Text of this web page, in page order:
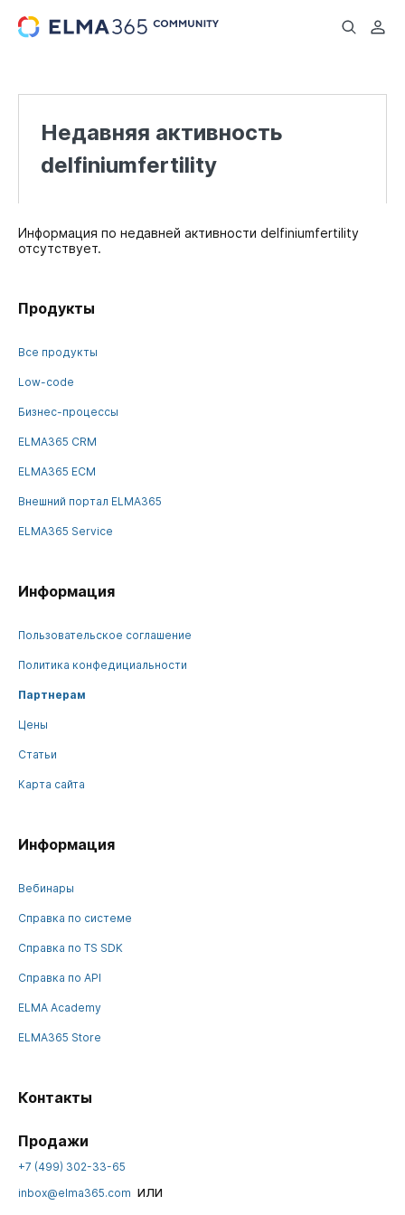
...
Недавняя активность
delfiniumfertility
Информация по недавней активности delfiniumfertility
отсутствует.
Продукты
Все продукты
Low-code
Бизнес-процессы
ELMA365 CRM
ELMA365 ECM
Внешний портал ELMA365
ELMA365 Service
Информация
Пользовательское соглашение
Политика конфедициальности
Партнерам
Цены
Статьи
Карта сайта
Информация
Вебинары
Справка по системе
Справка по TS SDK
Справка по API
ELMA Academy
ELMA365 Store
Контакты
Продажи
+7 (499) 302-33-65
inbox@elma365.com или